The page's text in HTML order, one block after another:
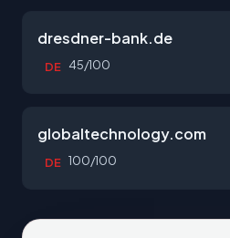
dresdner-bank.de
DE 45/100
globaltechnology.com
DE 100/100